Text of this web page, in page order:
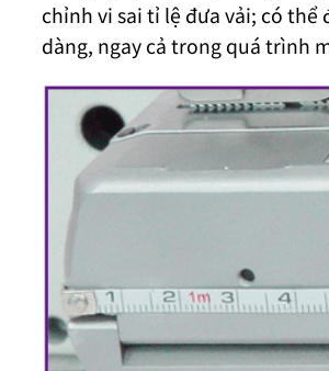
chỉnh vi sai tỉ lệ đưa vải; có thể
dàng, ngay cả trong quá trình